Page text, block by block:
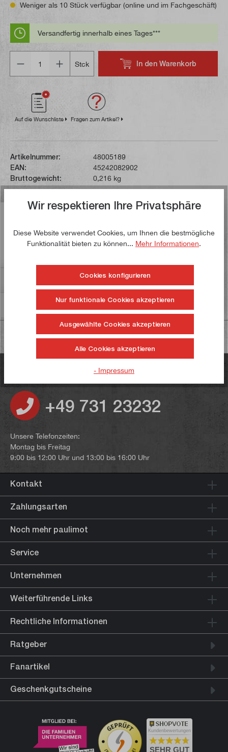
Weniger als 10 Stück verfügbar (online und im Fachgeschäft)
Versandfertig innerhalb eines Tages***
Stck
In den Warenkorb
Auf die Wunschliste Fragen zum Artikel?
Artikelnummer:
48005189
EAN:
45242082902
Bruttogewicht:
0,216 kg
Diese aus 8 % kobaltlegiertem Bi-Metall hergestellten
Säbelsägeblätter sind durch ihre Stärke von nur 0,9 mm
Informationen zur Produktsicherheit
Haben Sie noch Fragen?
+49 731 23232
Unsere Telefonzeiten:
Montag bis Freitag
9:00 bis 12:00 Uhr und 13:00 bis 16:00 Uhr
Kontakt
Zahlungsarten
Noch mehr paulimot
Service
Unternehmen
Weiterführende Links
Rechtliche Informationen
Ratgeber
Fanartikel
Geschenkgutscheine
Kundenbewertungen
SEHR GUT
Wir respektieren Ihre Privatsphäre
Diese Website verwendet Cookies, um Ihnen die bestmögliche
Funktionalität bieten zu können... Mehr Informationen.
Cookies konfigurieren
Nur funktionale Cookies akzeptieren
Ausgewählte Cookies akzeptieren
Alle Cookies akzeptieren
- Impressum